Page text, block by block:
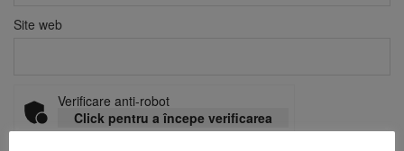
Site web
Verificare anti-robot
Click pentru a începe verificarea